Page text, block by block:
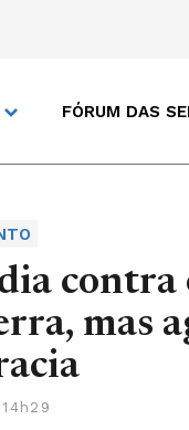
FÓRUM DAS
contra
mas